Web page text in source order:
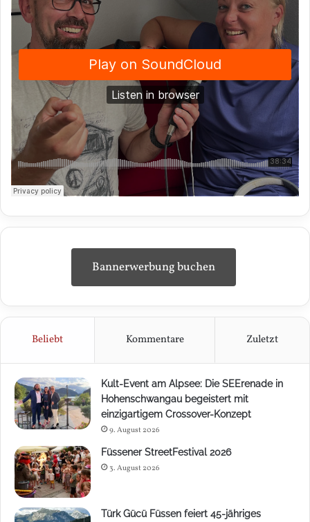
Bannerwerbung buchen
Beliebt Kommentare Zuletzt
Kult-Event am Alpsee: Die SEErenade in
Hohenschwangau begeistert mit
einzigartigem Crossover-Konzept
9. August 2026
Füssener StreetFestival 2026
3. August 2026
Türk Gücü Füssen feiert 45-jähriges